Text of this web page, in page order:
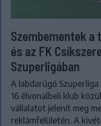
Szembementek a
és az FK
Szuperligában
A labdarúgó
16 élvonalbeli klub
vállalatot jelenít meg
reklámfelületén. A